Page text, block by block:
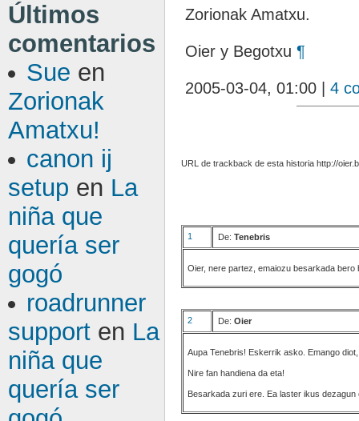
Zorionak Amatxu.
Oier y Begotxu ¶
2005-03-04, 01:00 | 4
URL de trackback de esta historia http://
1 De: Tenebris
Oier, nere partez, emaiozu besarkada bero
2 De: Oier
Aupa Tenebris! Eskerrik asko. Emango
Nire fan handiena da eta!
Besarkada zuri ere. Ea laster ikus dezagun
Últimos
comentarios
Sue en
Zorionak
Amatxu!
canon ij
setup en La
niña que
quería ser
gogó
roadrunner
support en La
niña que
quería ser